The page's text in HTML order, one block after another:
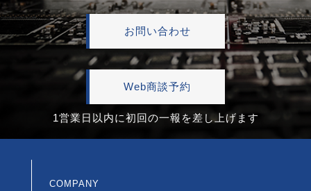
お問い合わせ
Web商談予約
1営業日以内に初回の一報を差し上げます
COMPANY